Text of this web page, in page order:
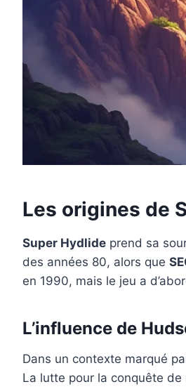
Les origines de
Super Hydlide prend sa
des années 80, alors que
en 1990, mais le jeu a
L’influence de
Dans un contexte marqué
La lutte pour la conquête